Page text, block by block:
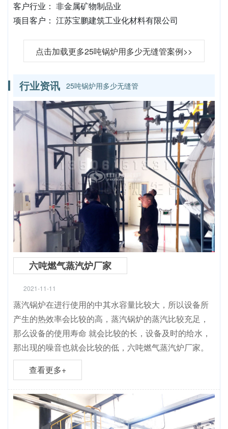
客户行业： 非金属矿物制品业
项目客户： 江苏宝鹏建筑工业化材料有限公司
点击加载更多25吨锅炉用多少无缝管案例>>
行业资讯 25吨锅炉用多少无缝管
六吨燃气蒸汽炉厂家
2021-11-11
蒸汽锅炉在进行使用的中其水容量比较大，所以设备所
产生的热效率会比较的高，蒸汽锅炉的蒸汽比较充足，
那么设备的使用寿命 就会比较的长，设备及时的给水，
那出现的噪音也就会比较的低，六吨燃气蒸汽炉厂家。
查看更多+